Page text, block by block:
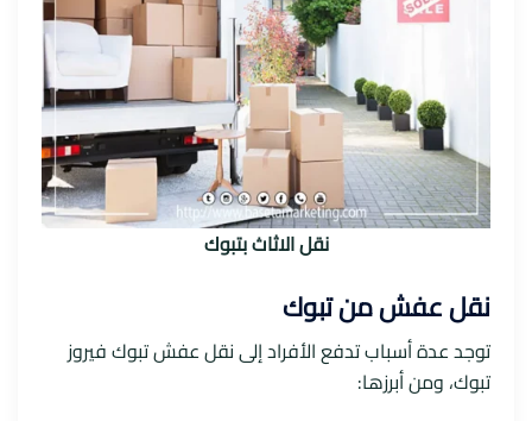
نقل الاثاث بتبوك
نقل عفش من تبوك
توجد عدة أسباب تدفع الأفراد إلى نقل عفش تبوك فيروز
تبوك، ومن أبرزها: